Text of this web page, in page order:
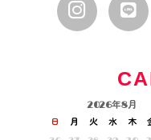
2026年8月
日 月 火 水 木